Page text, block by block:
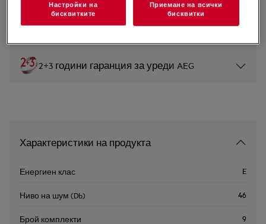
Инструкциите за безопасност и предупрежденията за
безопасност съгласно регламент на ЕС 2023/988 са
изброени в глава 1 и 2 на ръководството за
2+3 години гаранция за уреди AEG
Характеристики на продукта
Енергиен клас E
Ниво на шум (Db) 46
Брой комплекти 9
Настройки на
бисквитките
Приемане на всички
бисквитки